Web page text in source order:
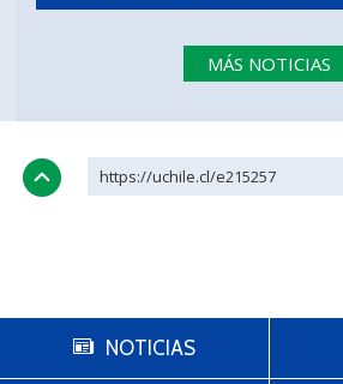
MÁS NOTICIAS
https://uchile.cl/e215257
NOTICIAS